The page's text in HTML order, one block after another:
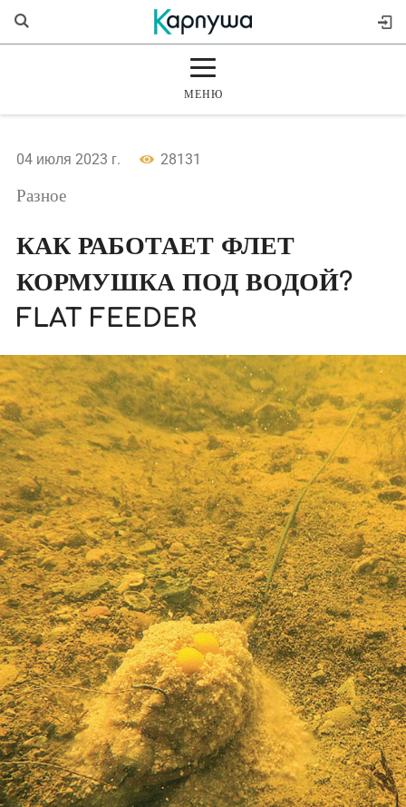
МЕНЮ
МАГАЗИН
04 июля 2023 г. 28131
Разное
КАК РАБОТАЕТ ФЛЕТ
КОРМУШКА ПОД ВОДОЙ?
FLAT FEEDER